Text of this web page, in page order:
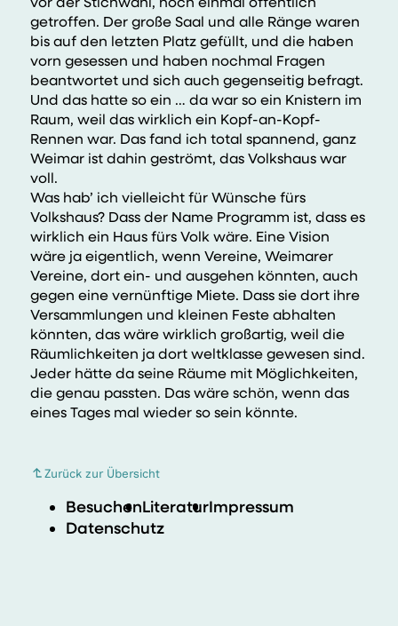
getroffen. Der große Saal und alle Ränge waren
bis auf den letzten Platz gefüllt, und die haben
vorn gesessen und haben nochmal Fragen
beantwortet und sich auch gegenseitig befragt.
Und das hatte so ein … da war so ein Knistern im
Raum, weil das wirklich ein Kopf-an-Kopf-
Rennen war. Das fand ich total spannend, ganz
Weimar ist dahin geströmt, das Volkshaus war
voll.
Was hab’ ich vielleicht für Wünsche fürs
Volkshaus? Dass der Name Programm ist, dass es
wirklich ein Haus fürs Volk wäre. Eine Vision
wäre ja eigentlich, wenn Vereine, Weimarer
Vereine, dort ein- und ausgehen könnten, auch
gegen eine vernünftige Miete. Dass sie dort ihre
Versammlungen und kleinen Feste abhalten
könnten, das wäre wirklich großartig, weil die
Räumlichkeiten ja dort weltklasse gewesen sind.
Jeder hätte da seine Räume mit Möglichkeiten,
die genau passten. Das wäre schön, wenn das
eines Tages mal wieder so sein könnte.
Zurück zur Übersicht
BesuchenLiteraturImpressum
Datenschutz